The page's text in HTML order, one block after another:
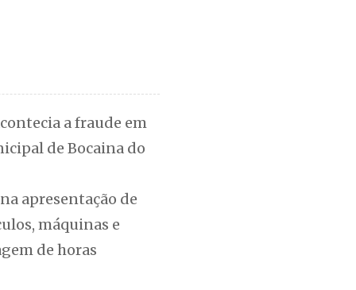
a fraude em
de Bocaina do
apresentação de
máquinas e
de horas